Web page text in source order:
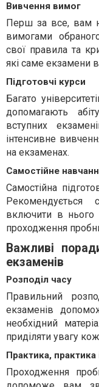
Вивчення вимог
Перш за все, вам
вимогами
свої правила та
які саме екзамени
Підготовчі курси
Багато
допомагають
вступних
інтенсивне
на екзаменах.
Самостійне
Самостійна
Рекомендується
включити в нього
проходження
Важливі
екзаменів
Розподіл часу
Правильний
екзаменів
необхідний
приділяти увагу
Практика,
Проходження